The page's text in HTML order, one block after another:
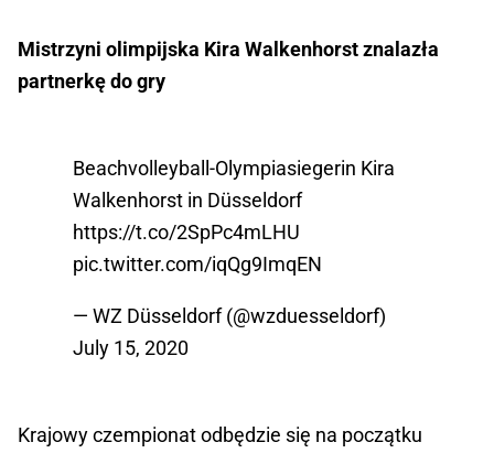
Mistrzyni olimpijska Kira Walkenhorst znalazła
partnerkę do gry
Beachvolleyball-Olympiasiegerin Kira
Walkenhorst in Düsseldorf
https://t.co/2SpPc4mLHU
pic.twitter.com/iqQg9ImqEN
— WZ Düsseldorf (@wzduesseldorf)
July 15, 2020
Krajowy czempionat odbędzie się na początku